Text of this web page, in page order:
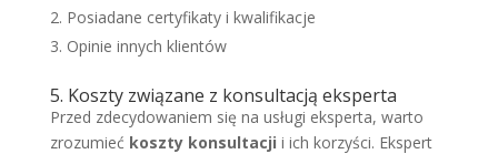
Posiadane certyfikaty i kwalifikacje
Opinie innych klientów
5. Koszty związane z konsultacją eksperta
Przed zdecydowaniem się na usługi eksperta, warto
zrozumieć koszty konsultacji i ich korzyści. Ekspert